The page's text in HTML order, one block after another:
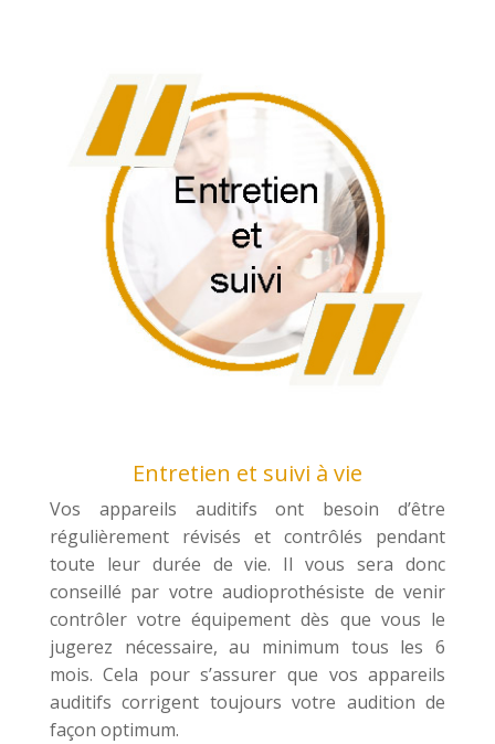
Entretien et suivi à vie
Vos appareils auditifs ont besoin d’être
régulièrement révisés et contrôlés pendant
toute leur durée de vie. Il vous sera donc
conseillé par votre audioprothésiste de venir
contrôler votre équipement dès que vous le
jugerez nécessaire, au minimum tous les 6
mois. Cela pour s’assurer que vos appareils
auditifs corrigent toujours votre audition de
façon optimum.